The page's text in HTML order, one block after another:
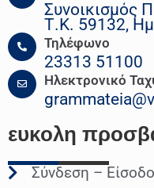
Συνοικισμός
Τ.Κ. 59132,
Τηλέφωνο
23313 51100
Ηλεκτρονικό
ευκολη
Σύνδεση –